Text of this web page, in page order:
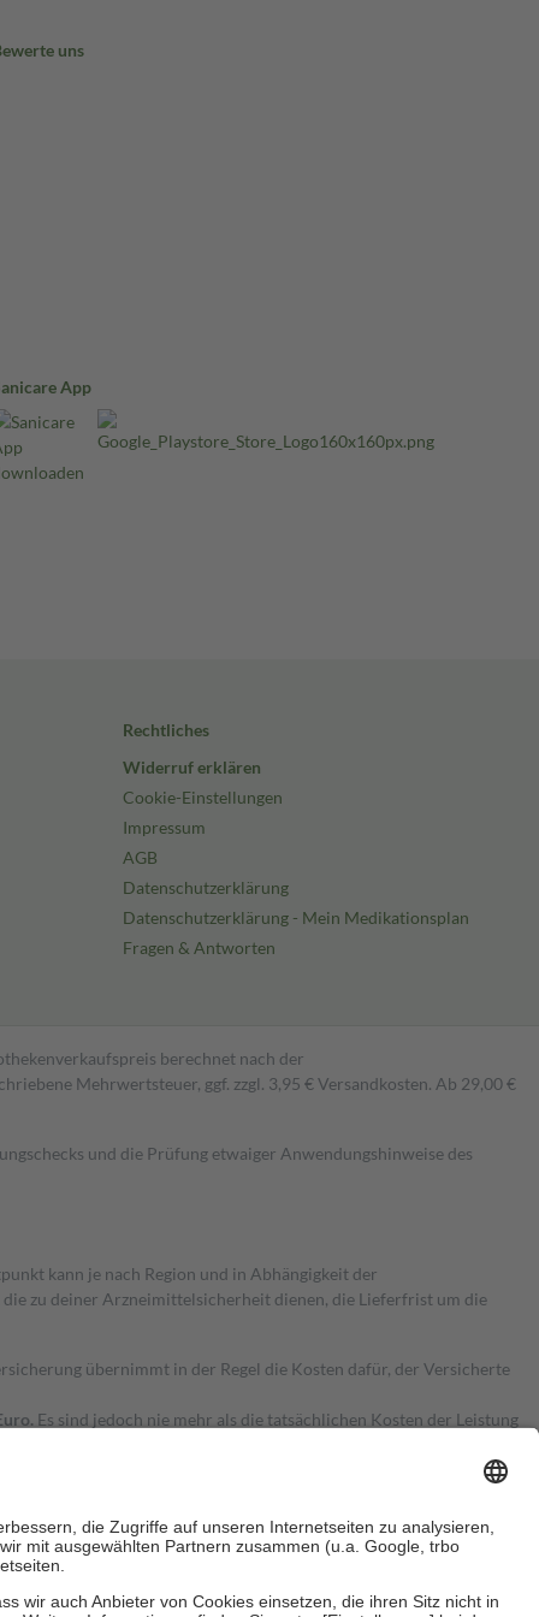
uns
App
Rechtliches
Widerruf erklären
Cookie-Einstellungen
Impressum
AGB
Datenschutzerklärung
Datenschutzerklärung - Mein Medikationsplan
Fragen & Antworten
berechnet nach der
Mehrwertsteuer, ggf. zzgl. 3,95 € Versandkosten. Ab 29,00 €
und die Prüfung etwaiger Anwendungshinweise des
kann je nach Region und in Abhängigkeit der
zu deiner Arzneimittelsicherheit dienen, die Lieferfrist um die
übernimmt in der Regel die Kosten dafür, der Versicherte
Es sind jedoch nie mehr als die tatsächlichen Kosten der Leistung
Zuzahlungen an bei: